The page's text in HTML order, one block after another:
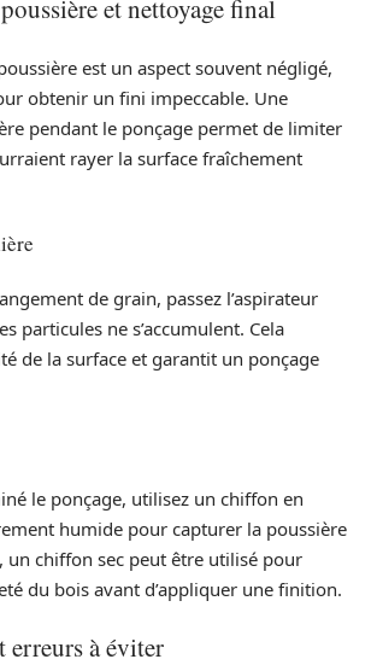
et nettoyage final
est un aspect souvent négligé,
obtenir un fini impeccable. Une
pendant le ponçage permet de limiter
rayer la surface fraîchement
de grain, passez l’aspirateur
particules ne s’accumulent. Cela
de la surface et garantit un ponçage
le ponçage, utilisez un chiffon en
humide pour capturer la poussière
un chiffon sec peut être utilisé pour
du bois avant d’appliquer une finition.
à éviter